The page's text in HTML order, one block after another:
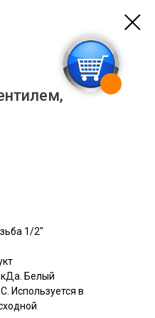
1/2"
Белый
Используется в